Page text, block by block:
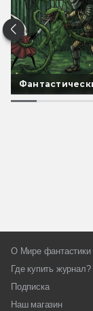
О Мире фантастики
Где купить журнал?
Подписка
Наш магазин